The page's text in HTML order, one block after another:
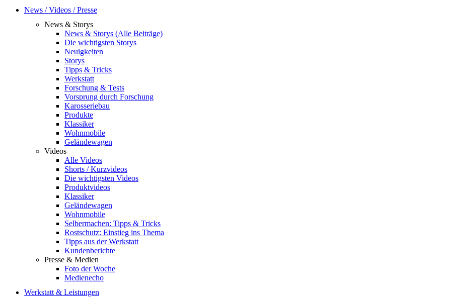
News / Videos / Presse
News & Storys
News & Storys (Alle Beiträge)
Die wichtigsten Storys
Neuigkeiten
Storys
Tipps & Tricks
Werkstatt
Forschung & Tests
Vorsprung durch Forschung
Karosseriebau
Produkte
Klassiker
Wohnmobile
Geländewagen
Videos
Alle Videos
Shorts / Kurzvideos
Die wichtigsten Videos
Produktvideos
Klassiker
Geländewagen
Wohnmobile
Selbermachen: Tipps & Tricks
Rostschutz: Einstieg ins Thema
Tipps aus der Werkstatt
Kundenberichte
Presse & Medien
Foto der Woche
Medienecho
Werkstatt & Leistungen